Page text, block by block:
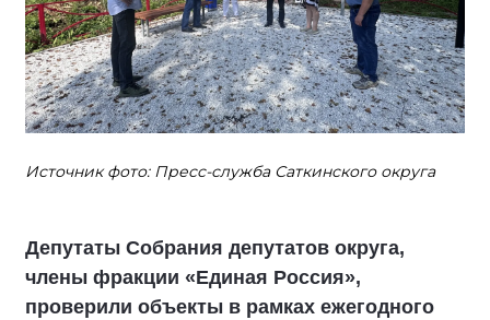
Источник фото: Пресс-служба Саткинского округа
Депутаты Собрания депутатов округа,
члены фракции «Единая Россия»,
проверили объекты в рамках ежегодного